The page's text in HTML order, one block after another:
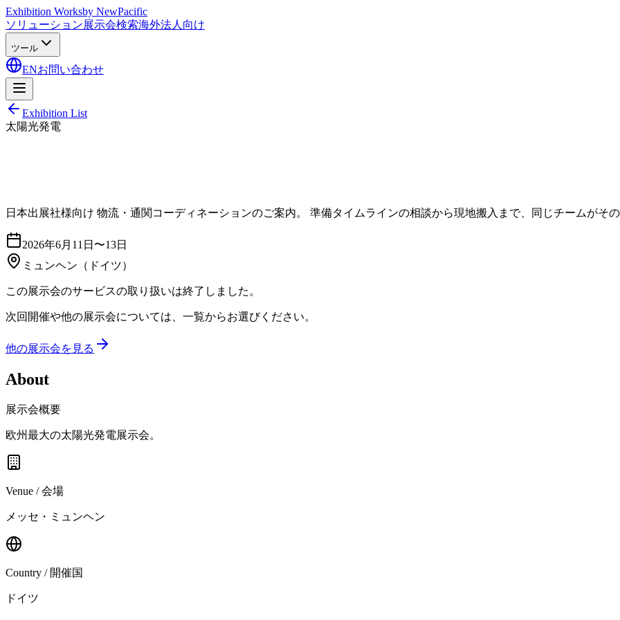
Exhibition Worksby NewPacific
ソリューション展示会検索海外法人向け
ツール
ENお問い合わせ
Exhibition List
太陽光発電
日本出展社様向け 物流・通関コーディネーションのご案内。 準備タイムラインの相談から現地搬入まで、同じチームがその
2026年6月11日〜13日
ミュンヘン （ドイツ）
この展示会のサービスの取り扱いは終了しました。
次回開催や他の展示会については、一覧からお選びください。
他の展示会を見る
About
展示会概要
欧州最大の太陽光発電展示会。
Venue / 会場
メッセ・ミュンヘン
Country / 開催国
ドイツ